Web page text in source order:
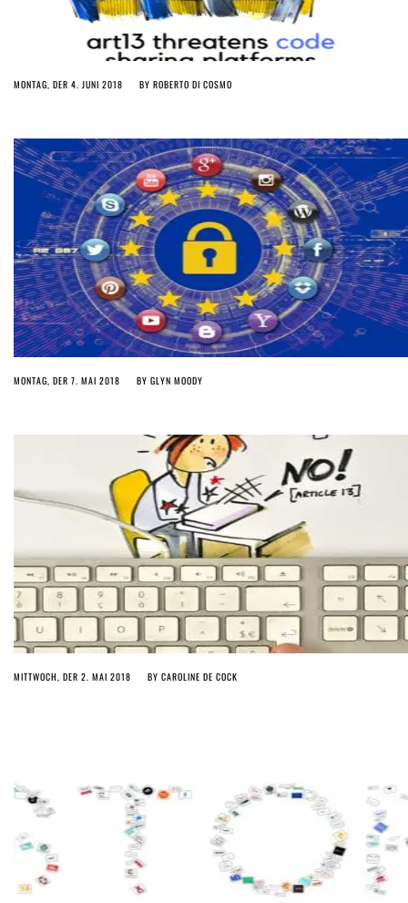
MONTAG, DER 4. JUNI 2018 BY ROBERTO DI COSMO
MONTAG, DER 7. MAI 2018 BY GLYN MOODY
MITTWOCH, DER 2. MAI 2018 BY CAROLINE DE COCK